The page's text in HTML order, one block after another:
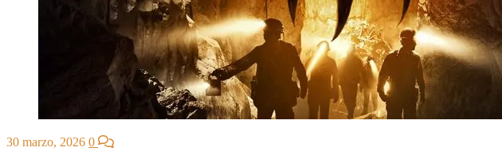
30 marzo, 2026 0